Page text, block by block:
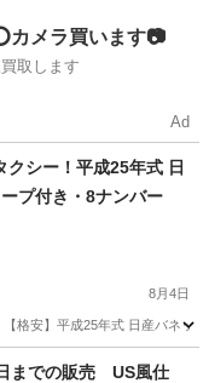
カメラ買います📷
取します
Ad
クシー！平成25年式 日
プ付き・8ナンバー
8月4日
格安】平成25年式 日産バネッ
までの販売 US風仕